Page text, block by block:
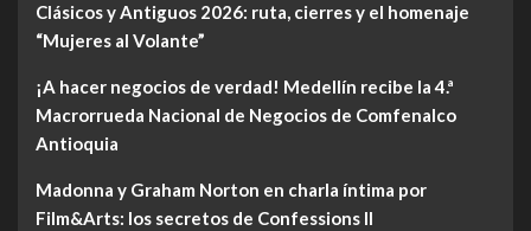
Clásicos y Antiguos 2026: ruta, cierres y el homenaje
“Mujeres al Volante”
¡A hacer negocios de verdad! Medellín recibe la 4.ª
Macrorrueda Nacional de Negocios de Comfenalco
Antioquia
Madonna y Graham Norton en charla íntima por
Film&Arts: los secretos de Confessions II